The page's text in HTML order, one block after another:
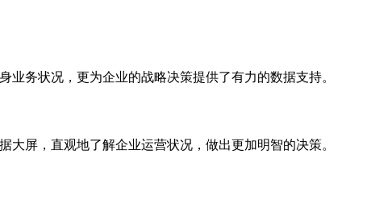
务状况，更为企业的战略决策提供了有力的数据支持。
屏，直观地了解企业运营状况，做出更加明智的决策。